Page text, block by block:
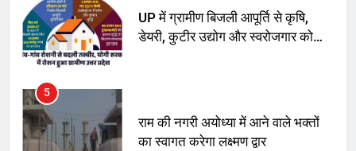
UP में ग्रामीण बिजली आपूर्ति से कृषि,
डेयरी, कुटीर उद्योग और स्वरोजगार को
5
राम की नगरी अयोध्या में आने वाले भक्तों
का स्वागत करेगा लक्ष्मण द्वार